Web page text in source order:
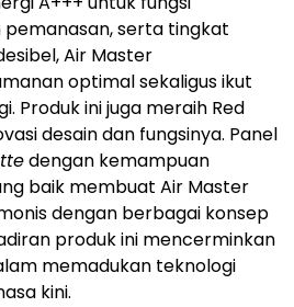
serta tingkat
Air Master
optimal sekaligus ikut
Produk ini juga meraih Red
desain dan fungsinya. Panel
dengan kemampuan
baik membuat Air Master
dengan berbagai konsep
produk ini mencerminkan
memadukan teknologi
kini.